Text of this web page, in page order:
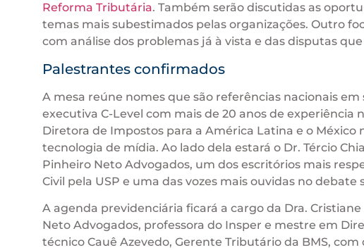
Reforma Tributária. Também serão discutidas as
temas mais subestimados pelas organizações. Outro
com análise dos problemas já à vista e das disputas
Palestrantes confirmados
A mesa reúne nomes que são referências nacionais
executiva C-Level com mais de 20 anos de experiência
Diretora de Impostos para a América Latina e o
tecnologia de mídia. Ao lado dela estará o Dr. Tércio
Pinheiro Neto Advogados, um dos escritórios mais
Civil pela USP e uma das vozes mais ouvidas no
A agenda previdenciária ficará a cargo da Dra.
Neto Advogados, professora do Insper e mestre em
técnico Cauê Azevedo, Gerente Tributário da BMS,